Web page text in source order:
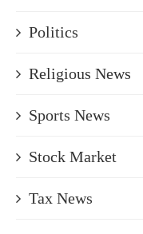
Politics
Religious News
Sports News
Stock Market
Tax News